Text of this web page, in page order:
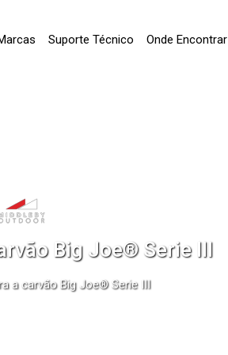
Suporte Técnico Onde Encontrar
Big Joe® Serie III
a carvão Big Joe® Serie III